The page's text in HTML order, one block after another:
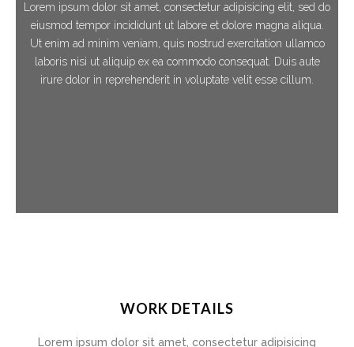
Lorem ipsum dolor sit amet, consectetur adipisicing elit, sed do
eiusmod tempor incididunt ut labore et dolore magna aliqua.
Ut enim ad minim veniam, quis nostrud exercitation ullamco
laboris nisi ut aliquip ex ea commodo consequat. Duis aute
irure dolor in reprehenderit in voluptate velit esse cillum.
WORK DETAILS
Lorem ipsum dolor sit amet, consectetur adipisicing